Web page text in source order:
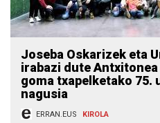
Joseba Oskarizek eta
irabazi dute
goma txapelketako 75.
nagusia
ERRAN.EUS KIROLA